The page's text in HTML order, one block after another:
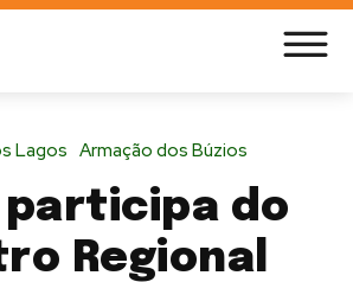
Lagos Armação dos Búzios
participa do
Regional